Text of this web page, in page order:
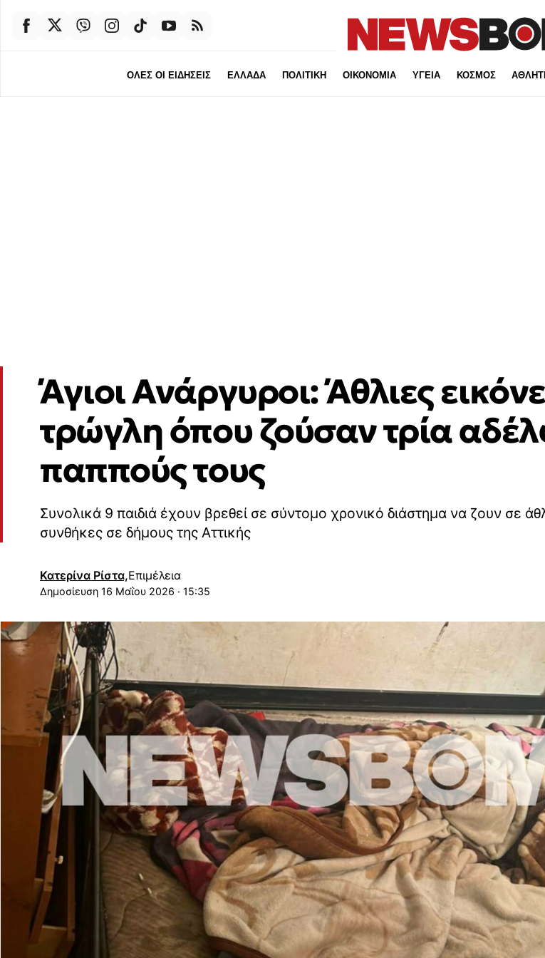
ΟΛΕΣ ΟΙ ΕΙΔΗΣΕΙΣ ΕΛΛΑΔΑ ΠΟΛΙΤΙΚΗ ΟΙΚΟΝΟΜΙΑ ΥΓΕΙΑ ΚΟΣΜΟΣ
Άγιοι Ανάργυροι: Άθλιες
τρώγλη όπου ζούσαν τρία
παππούς τους
Συνολικά 9 παιδιά έχουν βρεθεί σε σύντομο χρονικό διάστημα να ζουν σε
συνθήκες σε δήμους της Αττικής
Κατερίνα Ρίστα,Επιμέλεια
16 Μαΐου 2026 · 15:35